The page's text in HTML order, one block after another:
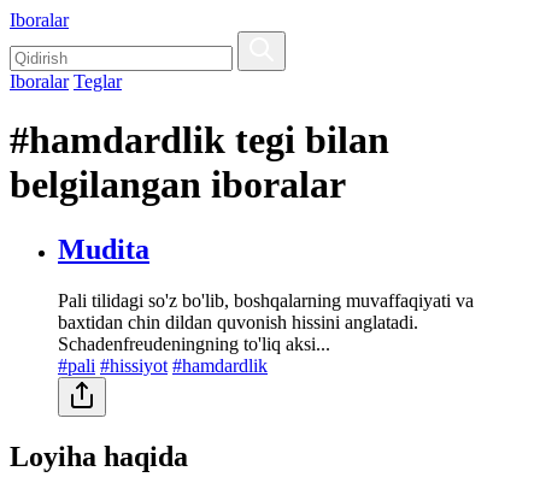
Iboralar
Iboralar Teglar
#hamdardlik tegi bilan
belgilangan iboralar
Mudita
Pali tilidagi so'z bo'lib, boshqalarning muvaffaqiyati va
baxtidan chin dildan quvonish hissini anglatadi.
Schadenfreudeningning to'liq aksi...
#pali #hissiyot #hamdardlik
Loyiha haqida